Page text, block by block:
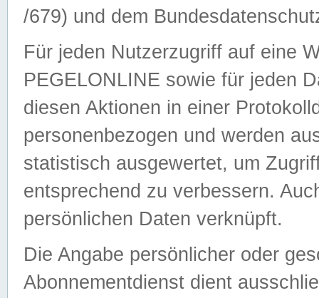
/679) und dem
Für jeden Nutzerzugriff auf eine
PEGELONLINE sowie für jeden
diesen Aktionen in einer
personenbezogen und werden
statistisch ausgewertet, um
entsprechend zu verbessern.
persönlichen Daten verknüpft.
Die Angabe persönlicher oder
Abonnementdienst dient